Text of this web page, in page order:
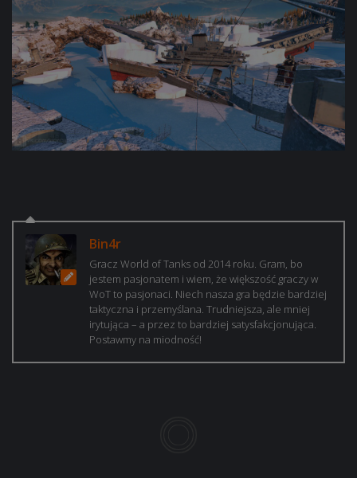
Bin4r
Gracz World of Tanks od 2014 roku. Gram, bo
jestem pasjonatem i wiem, że większość graczy w
WoT to pasjonaci. Niech nasza gra będzie bardziej
taktyczna i przemyślana. Trudniejsza, ale mniej
irytująca – a przez to bardziej satysfakcjonująca.
Postawmy na miodność!